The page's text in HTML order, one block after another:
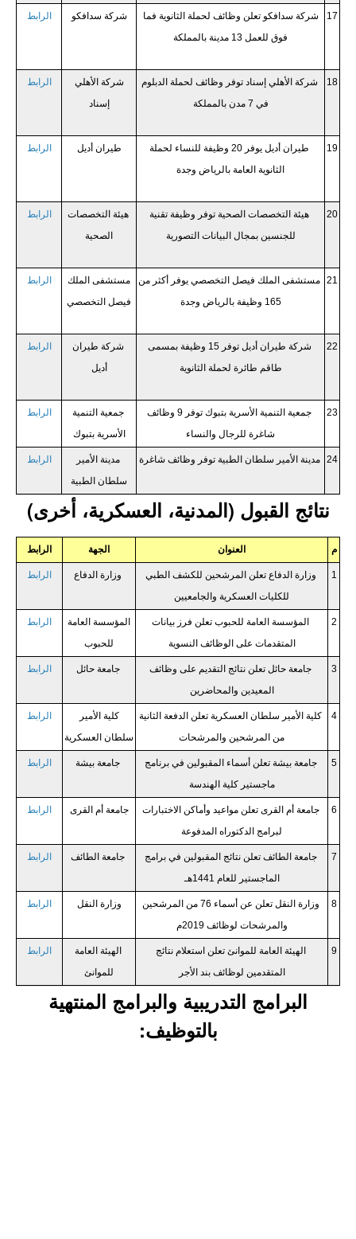
17
شركة سدافكو تعلن وظائف لحملة الثانوية فما
فوق للعمل 13 مدينة بالمملكة
شركة سدافكو الرابط
18
شركة الأهلي إسناد توفر وظائف لحملة الدبلوم
في 7 مدن بالمملكة
شركة الأهلي
إسناد
الرابط
19
طيران أديل يوفر 20 وظيفة للنساء لحملة
الثانوية العامة بالرياض وجدة
طيران أديل الرابط
20
هيئة التخصصات الصحية توفر وظيفة تقنية
للجنسين بمجال البيانات التصورية
هيئة التخصصات
الصحية
الرابط
21 مستشفى الملك فيصل التخصصي يوفر أكثر من
165 وظيفة بالرياض وجدة
مستشفى الملك
فيصل التخصصي
الرابط
22
شركة طيران أديل توفر 15 وظيفة بمسمى
طاقم طائرة لحملة الثانوية
شركة طيران
أديل
الرابط
23
جمعية التنمية الأسرية بتبوك توفر 9 وظائف
شاغرة للرجال والنساء
جمعية التنمية
الأسرية بتبوك
الرابط
24 مدينة الأمير سلطان الطبية توفر وظائف شاغرة
مدينة الأمير
سلطان الطبية
الرابط
نتائج القبول (المدنية، العسكرية، أخرى)
م العنوان الجهة الرابط
1
وزارة الدفاع تعلن المرشحين للكشف الطبي
للكليات العسكرية والجامعيين
وزارة الدفاع الرابط
2
المؤسسة العامة للحبوب تعلن فرز بيانات
المتقدمات على الوظائف النسوية
المؤسسة العامة
للحبوب
الرابط
3
جامعة حائل تعلن نتائج التقديم على وظائف
المعيدين والمحاضرين
جامعة حائل الرابط
4
كلية الأمير سلطان العسكرية تعلن الدفعة الثانية
من المرشحين والمرشحات
كلية الأمير
سلطان العسكرية
الرابط
5
جامعة بيشة تعلن أسماء المقبولين في برنامج
ماجستير كلية الهندسة
جامعة بيشة الرابط
6
جامعة أم القرى تعلن مواعيد وأماكن الاختبارات
لبرامج الدكتوراه المدفوعة
جامعة أم القرى الرابط
7
جامعة الطائف تعلن نتائج المقبولين في برامج
الماجستير للعام 1441هـ
جامعة الطائف الرابط
8
وزارة النقل تعلن عن أسماء 76 من المرشحين
والمرشحات لوظائف 2019م
وزارة النقل الرابط
9
​​​الهيئة العامة للموانئ تعلن استعلام نتائج
المتقدمين لوظائف بند الأجر
​​​الهيئة العامة
للموانئ
الرابط
البرامج التدريبية والبرامج المنتهية
بالتوظيف: